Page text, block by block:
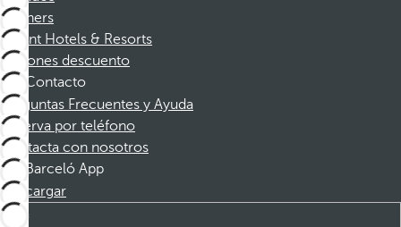
Partners
Dorint Hotels & Resorts
Cupones descuento
Contacto
Preguntas Frecuentes y Ayuda
Reserva por teléfono
Contacta con nosotros
Barceló App
Descargar